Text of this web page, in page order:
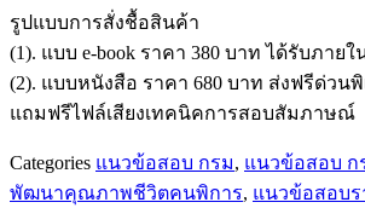
ปฏิบัติ
งาน
กรม
ส่ง
และ
พัฒนา
รูปแบบการสั่งชื้อสินค้า
(1). แบบ e-book ราคา 380 บาท ได้รับภายใ
(2). แบบหนังสือ ราคา 680 บาท ส่งฟรีด่วนพิ
แถมฟรีไฟล์เสียงเทคนิคการสอบสัมภาษณ์
Categories แนวข้อสอบ กรม, แนวข้อสอบ ก
พัฒนาคุณภาพชีวิตคนพิการ, แนวข้อสอบร